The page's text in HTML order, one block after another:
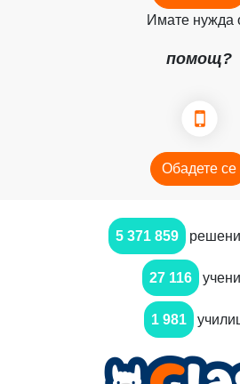
Имате нужда
помощ?
Обадете се
5 371 859
27 116
1 981